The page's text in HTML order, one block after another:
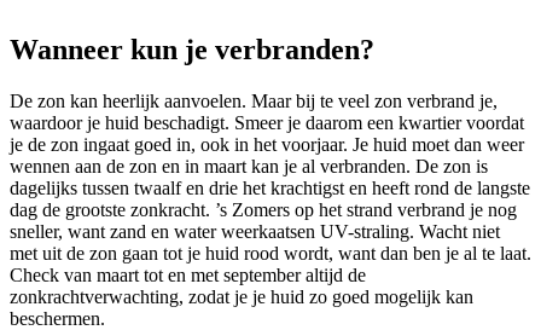
Wanneer kun je verbranden?
De zon kan heerlijk aanvoelen. Maar bij te veel zon verbrand je,
waardoor je huid beschadigt. Smeer je daarom een kwartier voordat
je de zon ingaat goed in, ook in het voorjaar. Je huid moet dan weer
wennen aan de zon en in maart kan je al verbranden. De zon is
dagelijks tussen twaalf en drie het krachtigst en heeft rond de langste
dag de grootste zonkracht. ’s Zomers op het strand verbrand je nog
sneller, want zand en water weerkaatsen UV-straling. Wacht niet
met uit de zon gaan tot je huid rood wordt, want dan ben je al te laat.
Check van maart tot en met september altijd de
zonkrachtverwachting, zodat je je huid zo goed mogelijk kan
beschermen.